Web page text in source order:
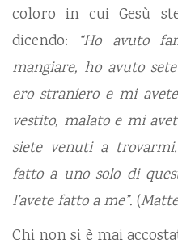
coloro in cui Gesù
dicendo: “Ho avuto
mangiare, ho avuto
ero straniero e mi
vestito, malato e mi
siete venuti a
fatto a uno solo di
l’avete fatto a me”. (
Chi non si è mai